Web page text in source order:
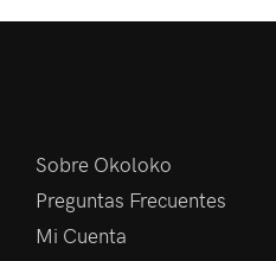
Sobre Okoloko
Preguntas Frecuentes
Mi Cuenta